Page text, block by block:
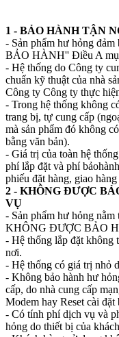
1 - BẢO HÀNH TẬN
- Sản phẩm hư hỏng
BẢO HÀNH'' Điều A
- Hệ thống do Công ty
chuẩn kỹ thuật của nhà
Công ty Công ty thực
- Trong hệ thống không
trang bị, tự cung cấp
mà sản phẩm đó không
bằng văn bản).
- Giá trị của toàn hệ
phí lắp đặt và phí
phiếu đặt hàng, giao
2 - KHÔNG ĐƯỢC
VỤ
- Sản phẩm hư hỏng
KHÔNG ĐƯỢC BẢO
- Hệ thống lắp đặt không
nơi.
- Hệ thống có giá trị nhỏ
- Không bảo hành hư
cấp, do nhà cung cấp
Modem hay Reset cài đặt
- Có tính phí dịch vụ và
hỏng do thiết bị của